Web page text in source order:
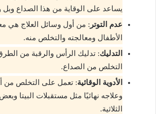
يساعد على الوقاية من هذا الصداع وبل
عدم التوتر : من أول وسائل العلاج هي
الأطفال ومعالجته والتخلص منه.
التدليك: تدليك الرأس والرقبة من
التخلص من الصداع.
الأدوية الوقائية: تعمل على التخلص من
وعلاجه نهائيًا مثل مستقبلات البيتا
الثلاثية.